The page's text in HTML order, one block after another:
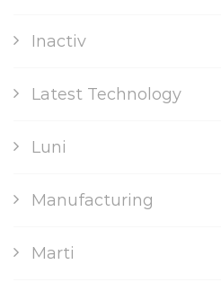
Inactiv
Latest Technology
Luni
Manufacturing
Marti